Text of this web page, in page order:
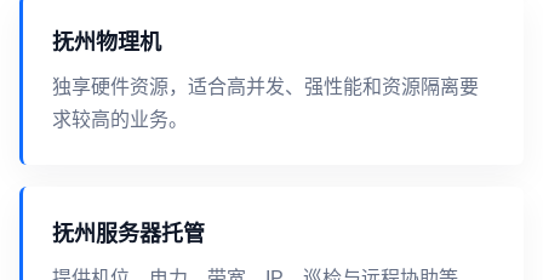
抚州物理机
独享硬件资源，适合高并发、强性能和资源隔离要
求较高的业务。
抚州服务器托管